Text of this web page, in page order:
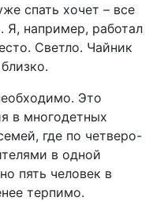
спать хочет – все
Я, например, работал
Светло. Чайник
Это
в многодетных
где по четверо-
в одной
пять человек в
терпимо.